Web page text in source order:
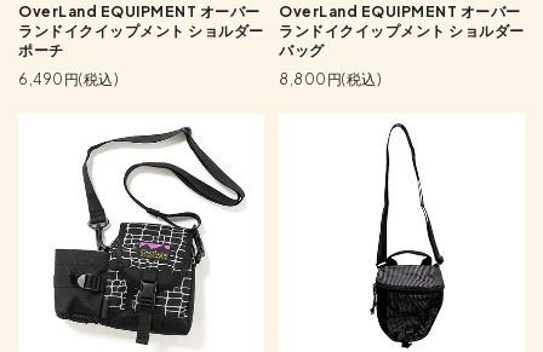
OverLand EQUIPMENT オーバー
ランドイクイップメント ショルダー
ポーチ
6,490円(税込)
OverLand EQUIPMENT オーバー
ランドイクイップメント ショルダー
バッグ
8,800円(税込)